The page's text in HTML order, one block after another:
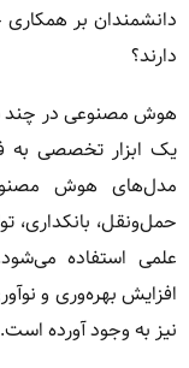
دانشمندان بر همکاری
دارند؟
هوش مصنوعی در چند
یک ابزار تخصصی به
مدل‌های هوش
حمل‌ونقل، بانکداری،
علمی استفاده
افزایش بهره‌وری و
نیز به وجود آورده است.